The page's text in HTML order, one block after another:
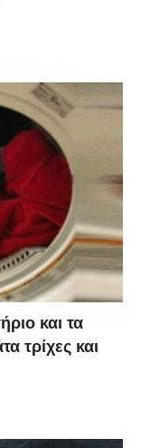
και τα
τρίχες και